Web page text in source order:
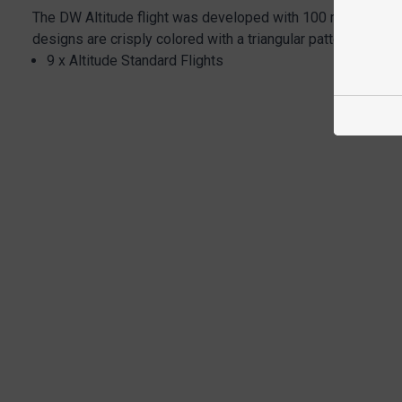
The DW Altitude flight was developed with 100 micron
designs are crisply colored with a triangular pattern made
9 x Altitude Standard Flights